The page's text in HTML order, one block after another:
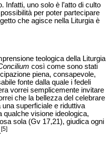
uno solo è l’atto di culto
per poter partecipare
che agisce nella Liturgia è
teologica della Liturgia
così come sono stati
piena, consapevole,
fonte dalla quale i fedeli
vorrei semplicemente invitare
che la bellezza del celebrare
superficiale e riduttiva
visione ideologica,
sola (Gv 17,21), giudica ogni
.[5]